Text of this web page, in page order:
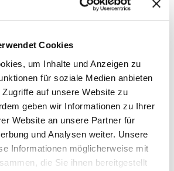
Cookies
um Inhalte und Anzeigen zu
für soziale Medien anbieten
auf unsere Website zu
geben wir Informationen zu Ihrer
Website an unsere Partner für
und Analysen weiter. Unsere
Informationen möglicherweise mit
die Sie ihnen bereitgestellt
Eigenschaften
1-flügligKonstruktion: